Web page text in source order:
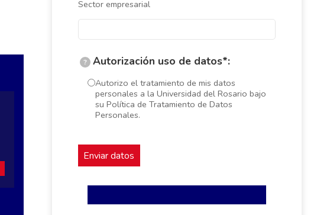
Sector empresarial
? Autorización uso de datos*:
Autorizo el tratamiento de mis datos
personales a la Universidad del Rosario bajo
su Política de Tratamiento de Datos
Personales.